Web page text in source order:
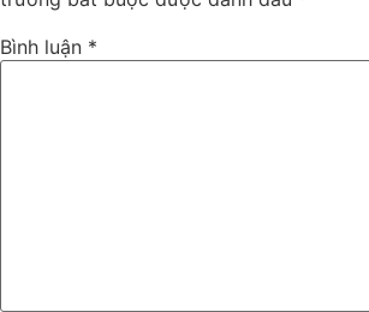
Bình luận *